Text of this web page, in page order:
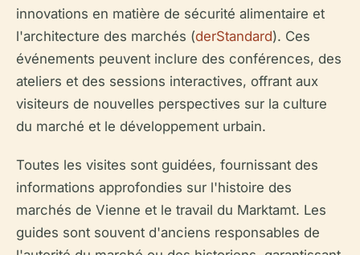
innovations en matière de sécurité alimentaire et
l'architecture des marchés (derStandard). Ces
événements peuvent inclure des conférences, des
ateliers et des sessions interactives, offrant aux
visiteurs de nouvelles perspectives sur la culture
du marché et le développement urbain.
Toutes les visites sont guidées, fournissant des
informations approfondies sur l'histoire des
marchés de Vienne et le travail du Marktamt. Les
guides sont souvent d'anciens responsables de